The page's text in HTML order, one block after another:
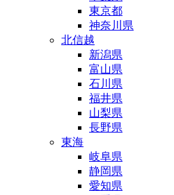
東京都
神奈川県
北信越
新潟県
富山県
石川県
福井県
山梨県
長野県
東海
岐阜県
静岡県
愛知県